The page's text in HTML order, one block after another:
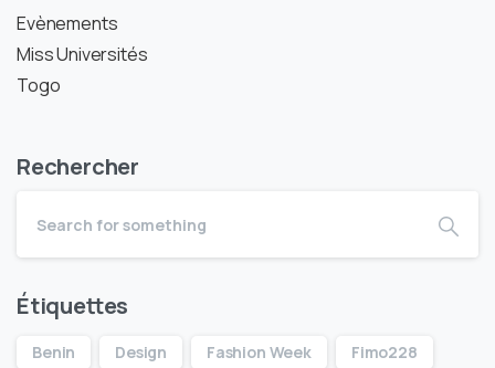
Evènements
Miss Universités
Togo
Rechercher
Étiquettes
Benin Design Fashion Week Fimo228